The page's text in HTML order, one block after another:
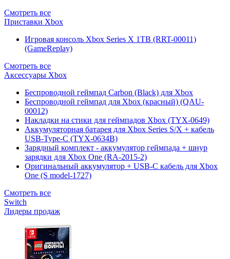
Смотреть все
Приставки Xbox
Игровая консоль Xbox Series X 1TB (RRT-00011)
(GameReplay)
Смотреть все
Аксессуары Xbox
Беспроводной геймпад Carbon (Black) для Xbox
Беспроводной геймпад для Xbox (красный) (QAU-
00012)
Накладки на стики для геймпадов Xbox (TYX-0649)
Аккумуляторная батарея для Xbox Series S/X + кабель
USB-Type-C (TYX-0634B)
Зарядный комплект - аккумулятор геймпада + шнур
зарядки для Xbox One (RA-2015-2)
Оригинальный аккумулятор + USB-C кабель для Xbox
One (S model-1727)
Смотреть все
Switch
Лидеры продаж